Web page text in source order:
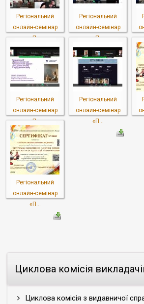
Циклова комісія
Циклова комісія з видавничої
Регіональний
онлайн-семінар
«П...
Регіональний
онлайн-семінар
«П...
Регіональний
онлайн-семінар
«П...
Регіональний
онлайн-семінар
«П...
Регіональний
онлайн-семінар
«П...